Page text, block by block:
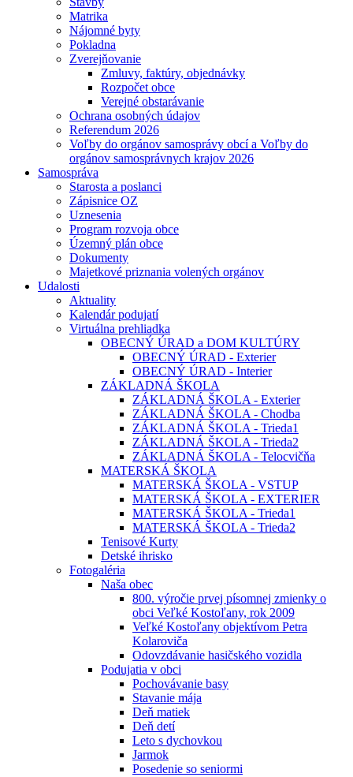
Matrika
Nájomné byty
Pokladna
Zverejňovanie
Zmluvy, faktúry, objednávky
Rozpočet obce
Verejné obstarávanie
Ochrana osobných údajov
Referendum 2026
Voľby do orgánov samosprávy obcí a Voľby do
orgánov samosprávnych krajov 2026
Samospráva
Starosta a poslanci
Zápisnice OZ
Uznesenia
Program rozvoja obce
Územný plán obce
Dokumenty
Majetkové priznania volených orgánov
Udalosti
Aktuality
Kalendár podujatí
Virtuálna prehliadka
OBECNÝ ÚRAD a DOM KULTÚRY
OBECNÝ ÚRAD - Exterier
OBECNÝ ÚRAD - Interier
ZÁKLADNÁ ŠKOLA
ZÁKLADNÁ ŠKOLA - Exterier
ZÁKLADNÁ ŠKOLA - Chodba
ZÁKLADNÁ ŠKOLA - Trieda1
ZÁKLADNÁ ŠKOLA - Trieda2
ZÁKLADNÁ ŠKOLA - Telocvičňa
MATERSKÁ ŠKOLA
MATERSKÁ ŠKOLA - VSTUP
MATERSKÁ ŠKOLA - EXTERIER
MATERSKÁ ŠKOLA - Trieda1
MATERSKÁ ŠKOLA - Trieda2
Tenisové Kurty
Detské ihrisko
Fotogaléria
Naša obec
800. výročie prvej písomnej zmienky o
obci Veľké Kostoľany, rok 2009
Veľké Kostoľany objektívom Petra
Kolaroviča
Odovzdávanie hasičského vozidla
Podujatia v obci
Pochovávanie basy
Stavanie mája
Deň matiek
Deň detí
Leto s dychovkou
Jarmok
Posedenie so seniormi